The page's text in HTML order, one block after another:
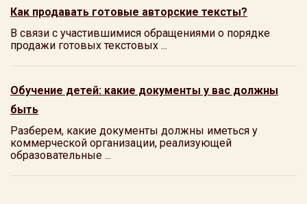
Как продавать готовые авторские тексты?
В связи с участившимися обращениями о порядке
продажи готовых текстовых ...
Обучение детей: какие документы у вас должны
быть
Разберем, какие документы должны иметься у
коммерческой организации, реализующей
образовательные ...